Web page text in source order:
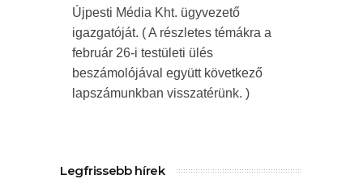
Újpesti Média Kht. ügyvezető
igazgatóját. ( A részletes témákra a
február 26-i testületi ülés
beszámolójával együtt következő
lapszámunkban visszatérünk. )
Legfrissebb hírek